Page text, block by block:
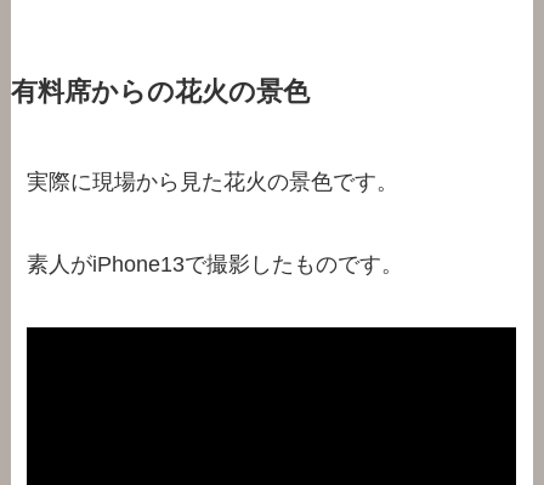
有料席からの花火の景色
実際に現場から見た花火の景色です。
素人がiPhone13で撮影したものです。